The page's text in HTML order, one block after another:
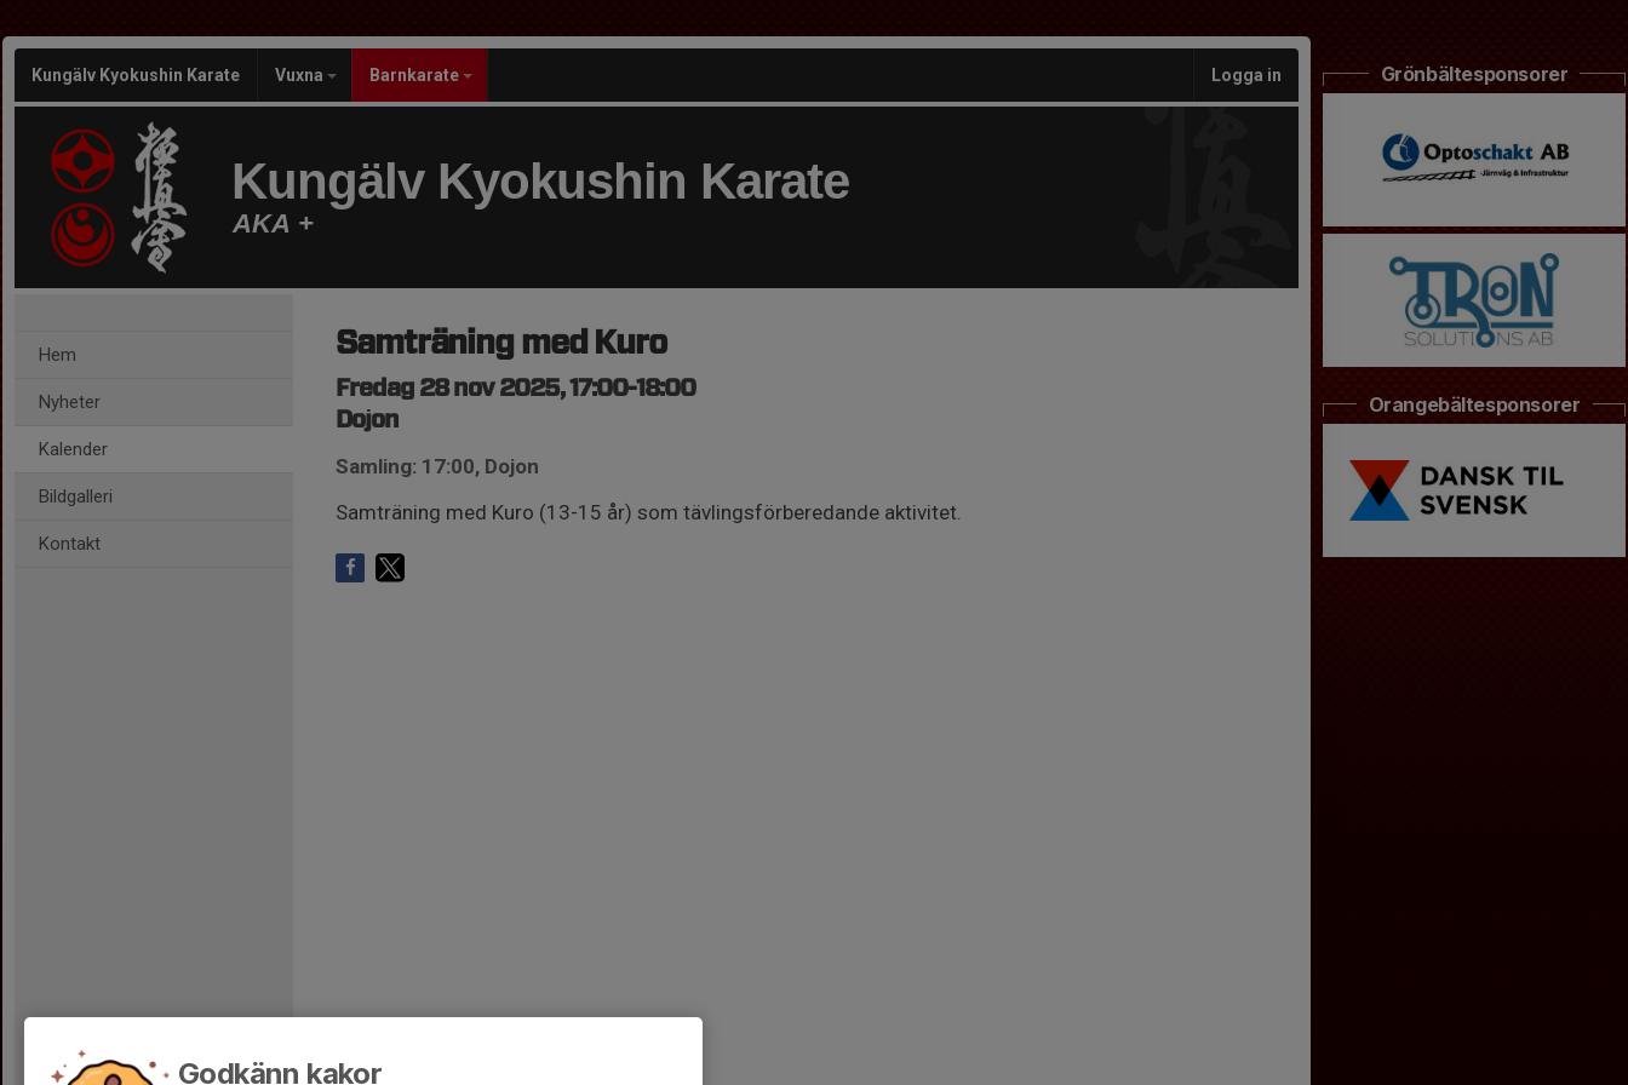
Kungälv Kyokushin Karate Vuxna Barnkarate Logga in
Kungälv Kyokushin Karate
AKA +
Hem
Nyheter
Kalender
Bildgalleri
Kontakt
Samträning med Kuro
Fredag 28 nov 2025, 17:00-18:00
Dojon
Samling: 17:00, Dojon
Samträning med Kuro (13-15 år) som tävlingsförberedande aktivitet.
Grönbältesponsorer
Orangebältesponsorer
Godkänn kakor